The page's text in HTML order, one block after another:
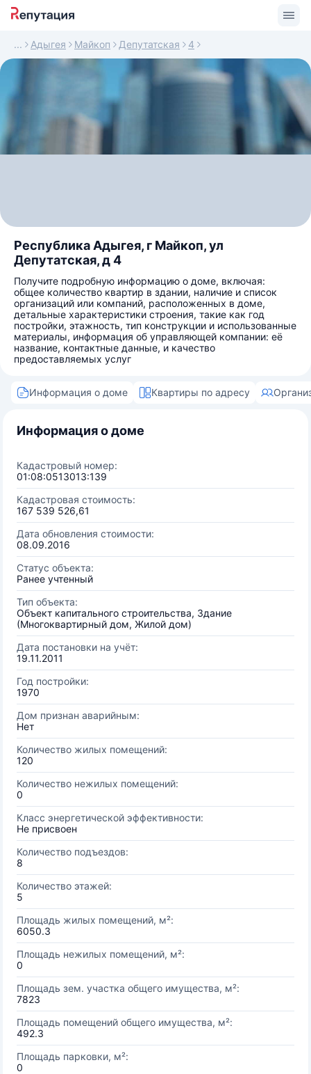
Адыгея Майкоп Депутатская 4
Республика Адыгея, г Майкоп, ул
Депутатская, д 4
Получите подробную информацию о доме, включая:
общее количество квартир в здании, наличие и список
организаций или компаний, расположенных в доме,
детальные характеристики строения, такие как год
постройки, этажность, тип конструкции и использованные
материалы, информация об управляющей компании: её
название, контактные данные, и качество
предоставляемых услуг
Информация о доме Квартиры по адресу
Информация о доме
Кадастровый номер:
01:08:0513013:139
Кадастровая стоимость:
167 539 526,61
Дата обновления стоимости:
08.09.2016
Статус объекта:
Ранее учтенный
Тип объекта:
Объект капитального строительства, Здание
(Многоквартирный дом, Жилой дом)
Дата постановки на учёт:
19.11.2011
Год постройки:
1970
Дом признан аварийным:
Нет
Количество жилых помещений:
120
Количество нежилых помещений:
0
Класс энергетической эффективности:
Не присвоен
Количество подъездов:
8
Количество этажей:
5
Площадь жилых помещений, м²:
6050.3
Площадь нежилых помещений, м²:
0
Площадь зем. участка общего имущества, м²:
7823
Площадь помещений общего имущества, м²:
492.3
Площадь парковки, м²:
0